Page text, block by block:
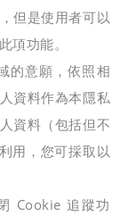
但是使用者可以
項功能。
的意願，依照相
資料作為本隱私
資料（包括但不
用，您可採取以
Cookie 追蹤功